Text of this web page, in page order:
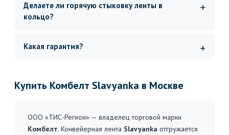
Делаете ли горячую стыковку ленты в
кольцо?
Какая гарантия?
Купить Комбелт Slavyanka в Москве
ООО «ТИС-Регион» — владелец торговой марки
Комбелт. Конвейерная лента Slavyanka отгружается